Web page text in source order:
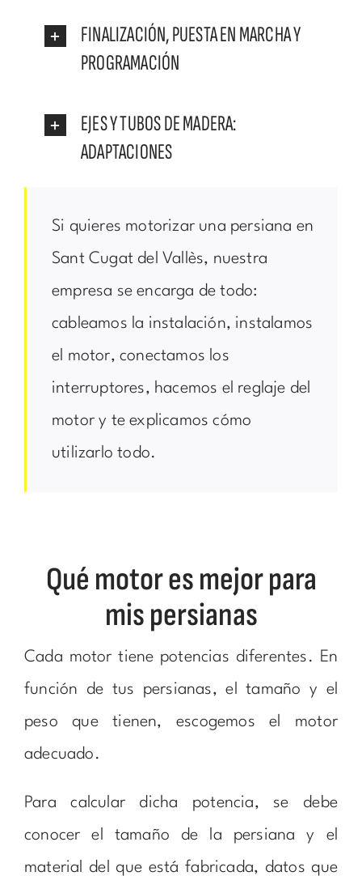
FINALIZACIÓN, PUESTA EN MARCHA Y
PROGRAMACIÓN
EJES Y TUBOS DE MADERA:
ADAPTACIONES
Si quieres motorizar una persiana en
Sant Cugat del Vallès, nuestra
empresa se encarga de todo:
cableamos la instalación, instalamos
el motor, conectamos los
interruptores, hacemos el reglaje del
motor y te explicamos cómo
utilizarlo todo.
Qué motor es mejor para
mis persianas
Cada motor tiene potencias diferentes. En
función de tus persianas, el tamaño y el
peso que tienen, escogemos el motor
adecuado.
Para calcular dicha potencia, se debe
conocer el tamaño de la persiana y el
material del que está fabricada, datos que